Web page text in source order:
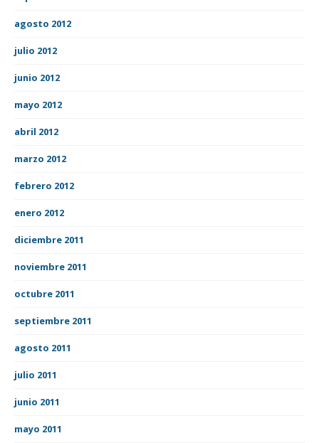
agosto 2012
julio 2012
junio 2012
mayo 2012
abril 2012
marzo 2012
febrero 2012
enero 2012
diciembre 2011
noviembre 2011
octubre 2011
septiembre 2011
agosto 2011
julio 2011
junio 2011
mayo 2011